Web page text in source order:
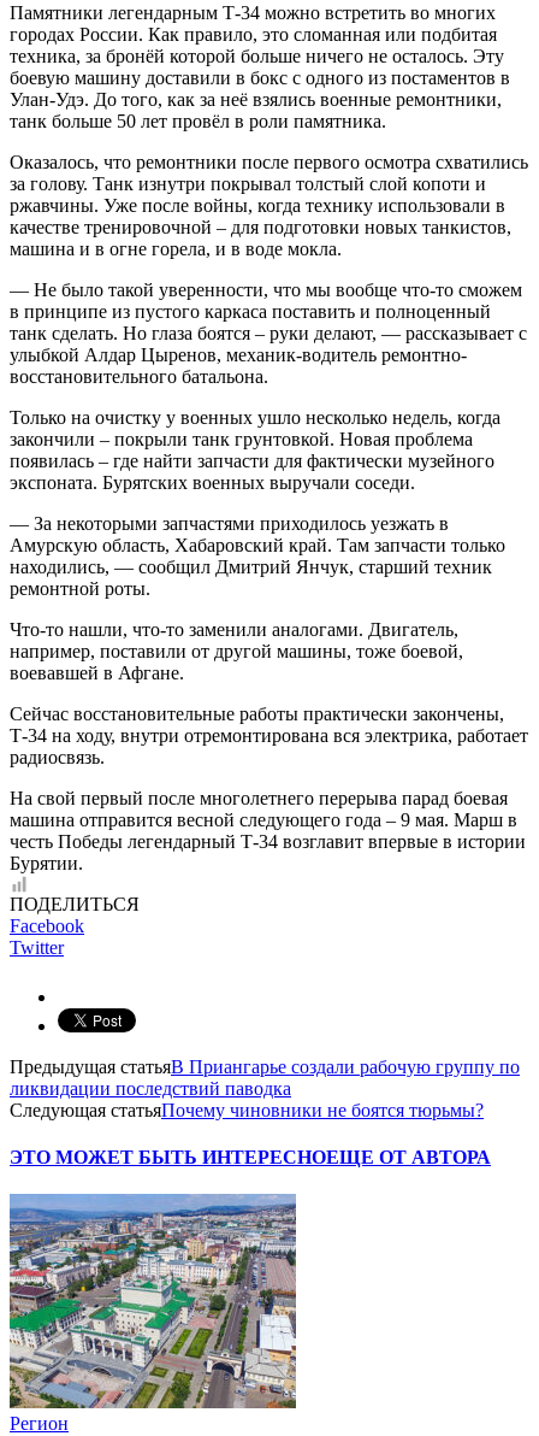
Памятники легендарным Т-34 можно встретить во многих
городах России. Как правило, это сломанная или подбитая
техника, за бронёй которой больше ничего не осталось. Эту
боевую машину доставили в бокс с одного из постаментов в
Улан-Удэ. До того, как за неё взялись военные ремонтники,
танк больше 50 лет провёл в роли памятника.
Оказалось, что ремонтники после первого осмотра схватились
за голову. Танк изнутри покрывал толстый слой копоти и
ржавчины. Уже после войны, когда технику использовали в
качестве тренировочной – для подготовки новых танкистов,
машина и в огне горела, и в воде мокла.
— Не было такой уверенности, что мы вообще что-то сможем
в принципе из пустого каркаса поставить и полноценный
танк сделать. Но глаза боятся – руки делают, — рассказывает с
улыбкой Алдар Цыренов, механик-водитель ремонтно-
восстановительного батальона.
Только на очистку у военных ушло несколько недель, когда
закончили – покрыли танк грунтовкой. Новая проблема
появилась – где найти запчасти для фактически музейного
экспоната. Бурятских военных выручали соседи.
— За некоторыми запчастями приходилось уезжать в
Амурскую область, Хабаровский край. Там запчасти только
находились, — сообщил Дмитрий Янчук, старший техник
ремонтной роты.
Что-то нашли, что-то заменили аналогами. Двигатель,
например, поставили от другой машины, тоже боевой,
воевавшей в Афгане.
Сейчас восстановительные работы практически закончены,
Т-34 на ходу, внутри отремонтирована вся электрика, работает
радиосвязь.
На свой первый после многолетнего перерыва парад боевая
машина отправится весной следующего года – 9 мая. Марш в
честь Победы легендарный Т-34 возглавит впервые в истории
Бурятии.
ПОДЕЛИТЬСЯ
Facebook
Twitter
Предыдущая статьяВ Приангарье создали рабочую группу по
ликвидации последствий паводка
Следующая статьяПочему чиновники не боятся тюрьмы?
ЭТО МОЖЕТ БЫТЬ ИНТЕРЕСНОЕЩЕ ОТ АВТОРА
Регион